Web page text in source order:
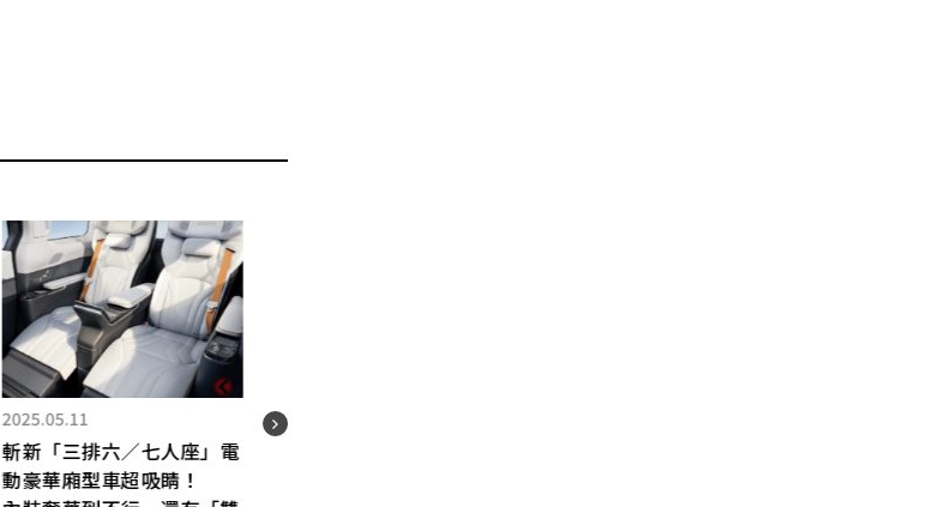
2025.05.11
斬新「三排六／七人座」電
動豪華廂型車超吸睛！